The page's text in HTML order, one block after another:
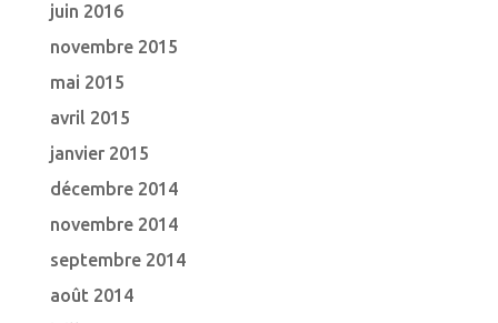
juin 2016
novembre 2015
mai 2015
avril 2015
janvier 2015
décembre 2014
novembre 2014
septembre 2014
août 2014